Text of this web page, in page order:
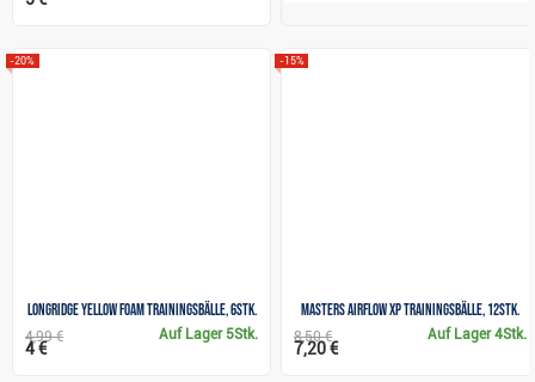
Longridge Yellow Foam Trainingsbälle, 6Stk.
-20%
Auf Lager 5Stk.
4,99 €
4 €
Masters Airflow XP Trainingsbälle, 12Stk.
-15%
Auf Lager4Stk.
8,50 €
7,20 €